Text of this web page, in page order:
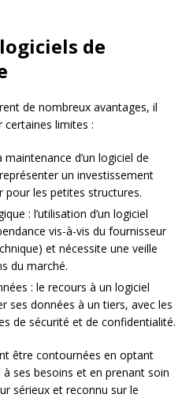
de
de nombreux avantages, il
limites :
d’un logiciel de
un investissement
pour les petites structures.
: l’utilisation d’un logiciel
vis-à-vis du fournisseur
et nécessite une veille
du marché.
: le recours à un logiciel
ses données à un tiers, avec les
de sécurité et de confidentialité.
être contournées en optant
ses besoins et en prenant soin
sérieux et reconnu sur le